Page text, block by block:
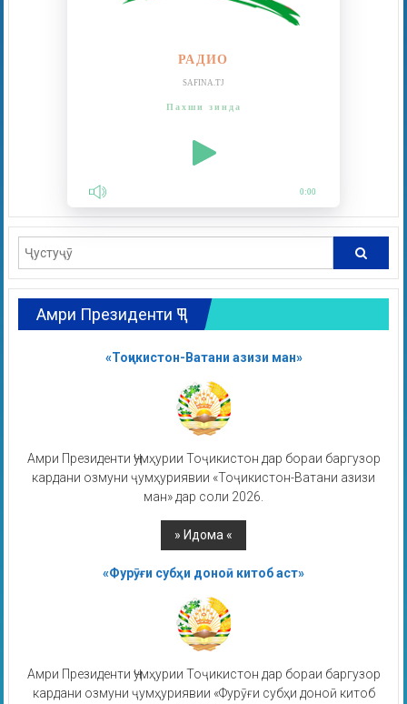
РАДИО
SAFINA.TJ
Пахши зинда
0:00
Амри Президенти ҶТ
«Тоҷикистон-Ватани азизи ман»
Амри Президенти Ҷумҳурии Тоҷикистон дар бораи баргузор
кардани озмуни ҷумҳуриявии «Тоҷикистон-Ватани азизи
ман» дар соли 2026.
«Фурӯғи субҳи доноӣ китоб аст»
Амри Президенти Ҷумҳурии Тоҷикистон дар бораи баргузор
кардани озмуни ҷумҳуриявии «Фурӯғи субҳи доноӣ китоб